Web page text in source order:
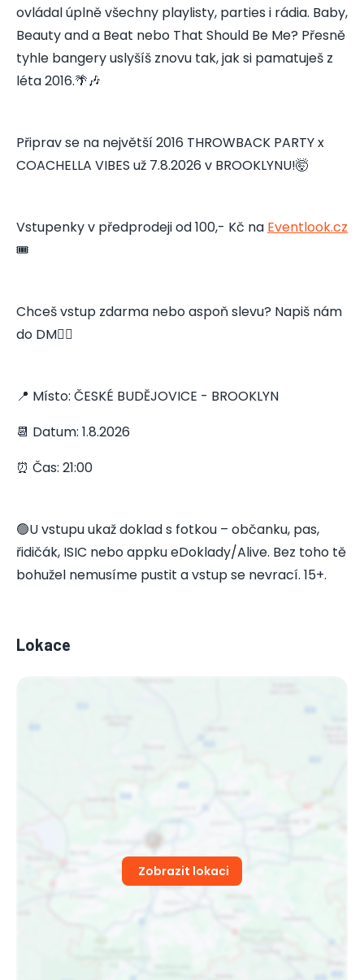
ovládal úplně všechny playlisty, parties i rádia. Baby,
Beauty and a Beat nebo That Should Be Me? Přesně
tyhle bangery uslyšíš znovu tak, jak si pamatuješ z
léta 2016.🌴🎶
Připrav se na největší 2016 THROWBACK PARTY x
COACHELLA VIBES už 7.8.2026 v BROOKLYNU!🤯
Vstupenky v předprodeji od 100,- Kč na Eventlook.cz
🎟️
Chceš vstup zdarma nebo aspoň slevu? Napiš nám
do DM👇🏻
📍 Místo: ČESKÉ BUDĚJOVICE - BROOKLYN
📆 Datum: 1.8.2026
⏰ Čas: 21:00
🟢U vstupu ukaž doklad s fotkou – občanku, pas,
řidičák, ISIC nebo appku eDoklady/Alive. Bez toho tě
bohužel nemusíme pustit a vstup se nevrací. 15+.
Lokace
Zobrazit lokaci